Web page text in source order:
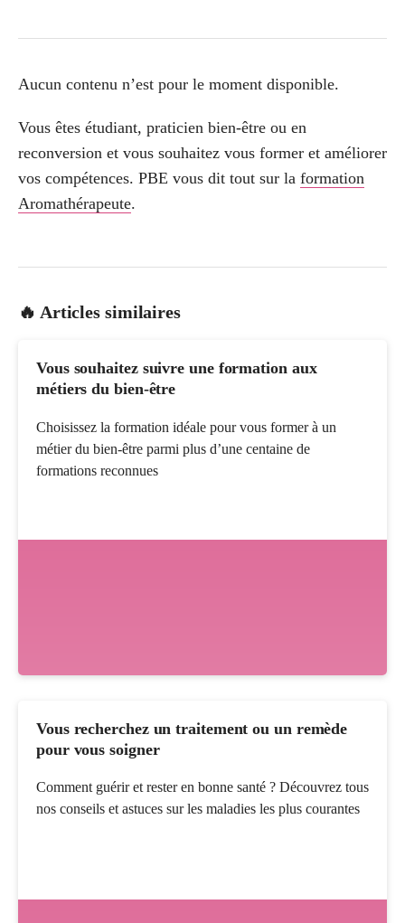
Aucun contenu n’est pour le moment disponible.
Vous êtes étudiant, praticien bien-être ou en
reconversion et vous souhaitez vous former et améliorer
vos compétences. PBE vous dit tout sur la formation
Aromathérapeute.
🔥 Articles similaires
Vous souhaitez suivre une formation aux
métiers du bien-être
Choisissez la formation idéale pour vous former à un
métier du bien-être parmi plus d’une centaine de
formations reconnues
Vous recherchez un traitement ou un remède
pour vous soigner
Comment guérir et rester en bonne santé ? Découvrez tous
nos conseils et astuces sur les maladies les plus courantes